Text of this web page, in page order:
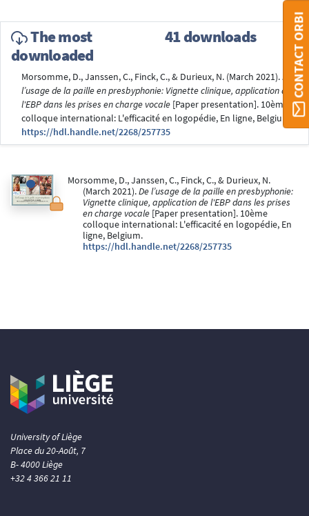
The most
downloaded
41 downloads
Morsomme, D., Janssen, C., Finck, C., & Durieux, N. (March 2021).De
l’usage de la paille en presbyphonie: Vignette clinique, application de
l'EBP dans les prises en charge vocale [Paper presentation]. 10ème
colloque international: L'efficacité en logopédie, En ligne, Belgium.
https://hdl.handle.net/2268/257735
Morsomme, D., Janssen, C., Finck, C., & Durieux, N.
(March 2021).De l’usage de la paille en presbyphonie:
Vignette clinique, application de l'EBP dans les prises
en charge vocale [Paper presentation]. 10ème
colloque international: L'efficacité en logopédie, En
ligne, Belgium.
https://hdl.handle.net/2268/257735
CONTACT ORBI
University of Liège
Place du 20-Août, 7
B- 4000 Liège
+32 4 366 21 11